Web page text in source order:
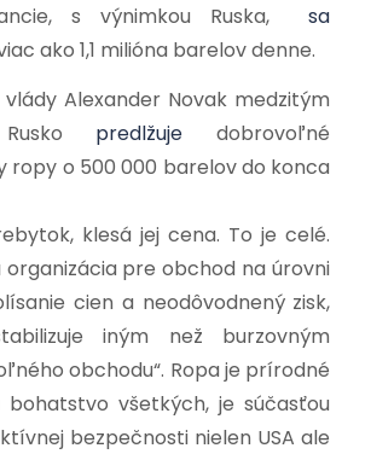
s výnimkou Ruska,sa
ako 1,1 milióna barelov denne.
Alexander Novak medzitým
Rusko predlžuje dobrovoľné
ropy o 500 000 barelov do konca
klesá jej cena. To je celé.
organizácia pre obchod na úrovni
cien a neodôvodnený zisk,
iným než burzovným
obchodu“. Ropa je prírodné
všetkých, je súčasťou
bezpečnosti nielen USA ale